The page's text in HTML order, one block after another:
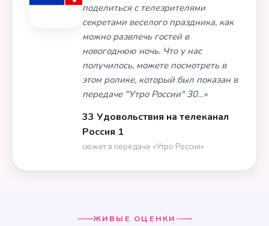
поделиться с телезрителями
секретами веселого праздника, как
можно развлечь гостей в
новогоднюю ночь. Что у нас
получилось, можете посмотреть в
этом ролике, который был показан в
передаче "Утро России" 30…»
33 Удовольствия на телеканал
Россия 1
сюжет в передаче «Утро России»
ЖИВЫЕ ОЦЕНКИ